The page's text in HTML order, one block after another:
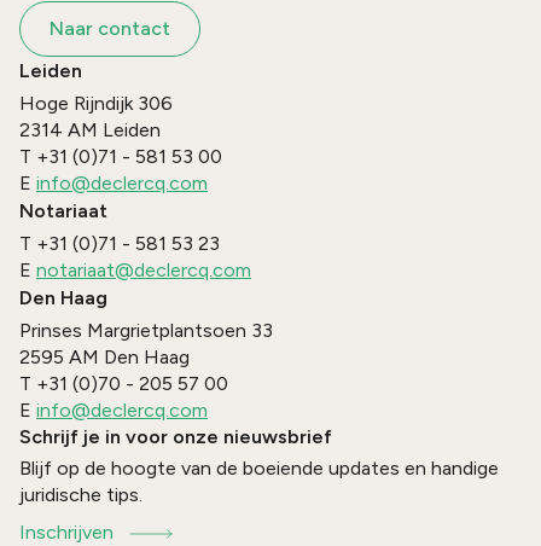
Naar contact
Leiden
Hoge Rijndijk 306
2314 AM Leiden
T +31 (0)71 - 581 53 00
E info@declercq.com
Notariaat
T +31 (0)71 - 581 53 23
E notariaat@declercq.com
Den Haag
Prinses Margrietplantsoen 33
2595 AM Den Haag
T +31 (0)70 - 205 57 00
E info@declercq.com
Schrijf je in voor onze nieuwsbrief
Blijf op de hoogte van de boeiende updates en handige
juridische tips.
Inschrijven